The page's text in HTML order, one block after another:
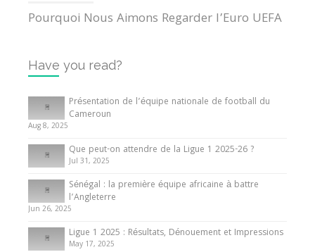
Pourquoi Nous Aimons Regarder l’Euro UEFA
Internationales
Tout ce que vous devez savoir sur la Coupe
d’Afrique des Nations
10 May 2024
Internationales
Présentation de l’équipe nationale de football
du Cameroun
8 August 2025
Have you read?
Présentation de l’équipe nationale de football du
Cameroun
Aug 8, 2025
Que peut-on attendre de la Ligue 1 2025-26 ?
Jul 31, 2025
Sénégal : la première équipe africaine à battre
l’Angleterre
Jun 26, 2025
Ligue 1 2025 : Résultats, Dénouement et Impressions
May 17, 2025